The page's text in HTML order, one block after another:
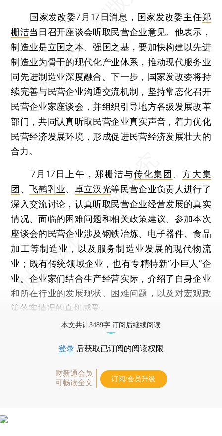
国家发改委7月17日消息，国家发改委主任郑
栅洁当日召开座谈会听取民营企业意见。他表示，
制造业是立国之本、强国之基，要加快构建以先进
制造业为骨干的现代化产业体系，推动现代服务业
同先进制造业深度融合。下一步，国家发改委将持
续完善与民营企业沟通交流机制，坚持常态化召开
民营企业家座谈会，并组织引导地方各级发展改革
部门，共同认真听取民营企业真实声音，着力优化
民营经济发展环境，形成促进民营经济发展壮大的
合力。
7月17日上午，郑栅洁与传化集团 、方大集
团 、飞鹤乳业、 卓立汉光等民营企业负责人进行了
深入交流讨论，认真听取民营企业经营发展的真实
情况、面临的困难问题和相关政策建议。参加本次
座谈会的民营企业涉及钢铁冶炼、电子器件、食品
加工等制造业，以及服务制造业发展的现代物流
业；既有传统领域企业，也有专精特新“小巨人”企
业。企业家们结合生产经营实际，介绍了自身企业
和所在行业的发展现状、困难问题，以及对宏观政
策落实情况的真切感受。
本文共计3489字 订阅后继续阅读
登录 后获取已订阅的阅读权限
财新通会员
可畅读全文
订阅/会员升级